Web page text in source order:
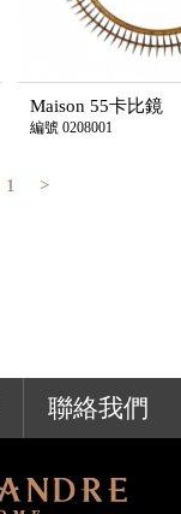
Maison 55卡比鏡
編號 0208001
1 >
聯絡我們